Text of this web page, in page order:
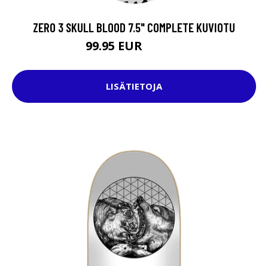
ZERO 3 SKULL BLOOD 7.5" COMPLETE KUVIOTU
99.95 EUR
LISÄTIETOJA